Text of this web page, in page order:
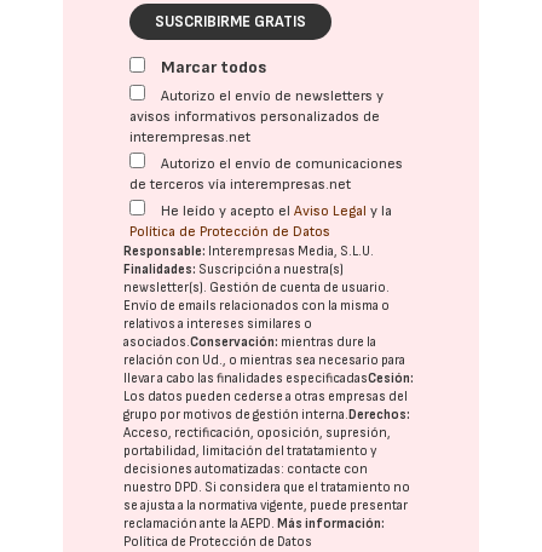
SUSCRIBIRME GRATIS
Marcar todos
Autorizo el envío de newsletters y
avisos informativos personalizados de
interempresas.net
Autorizo el envío de comunicaciones
de terceros vía interempresas.net
He leído y acepto elAviso Legal y la
Política de Protección de Datos
Responsable: Interempresas Media, S.L.U.
Finalidades: Suscripción a nuestra(s)
newsletter(s). Gestión de cuenta de usuario.
Envío de emails relacionados con la misma o
relativos a intereses similares o
asociados.Conservación: mientras dure la
relación con Ud., o mientras sea necesario para
llevar a cabo las finalidades especificadasCesión:
Los datos pueden cederse a otras empresas del
grupo por motivos de gestión interna. Derechos:
Acceso, rectificación, oposición, supresión,
portabilidad, limitación del tratatamiento y
decisiones automatizadas: contacte con
nuestro DPD. Si considera que el tratamiento no
se ajusta a la normativa vigente, puede presentar
reclamación ante laAEPD. Más información:
Política de Protección de Datos